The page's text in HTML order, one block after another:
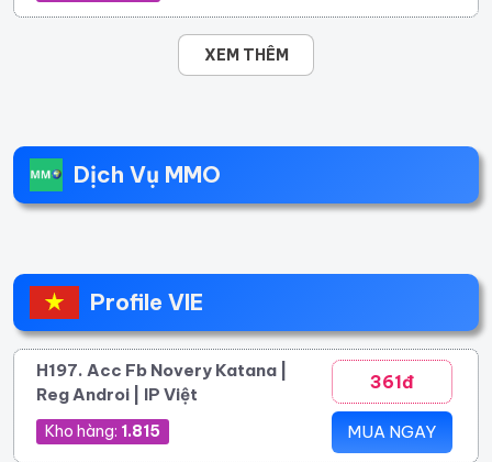
XEM THÊM
Dịch Vụ MMO
Profile VIE
H197. Acc Fb Novery Katana |
Reg Androi | IP Việt
Kho hàng: 1.815
361đ
MUA NGAY